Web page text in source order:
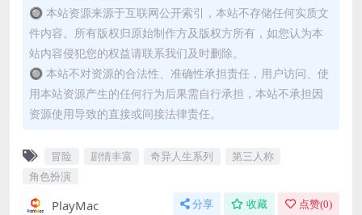
🔘 本站资源来源于互联网公开索引，本站不存储任何实质文
件内容。所有版权归原始制作方及版权方所有，如您认为本
站内容侵犯您的权益请联系我们及时删除。
🔘 本站不对资源的合法性、准确性承担责任，用户访问、使
用本站资源产生的任何行为后果需自行承担，本站不承担因
资源使用导致的直接或间接法律责任。
冒险 剧情丰富 奇异人生系列
第三人称
角色扮演
PlayMac 分享 收藏 点赞(0)